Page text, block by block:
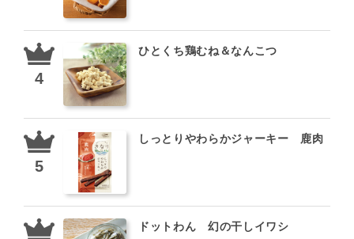
ひとくち鶏むね＆なんこつ
しっとりやわらかジャーキー 鹿肉
ドットわん 幻の干しイワシ